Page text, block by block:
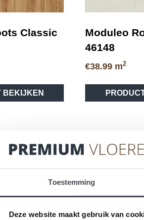
Toestemming
Deze website maakt gebruik van
Classic
BEKIJKEN
optie
de
Moduleo
46148
€38.99 m2
Klantenservice